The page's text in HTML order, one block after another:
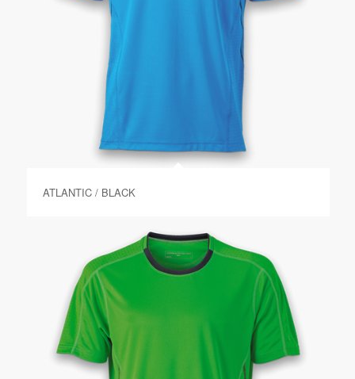
ATLANTIC / BLACK